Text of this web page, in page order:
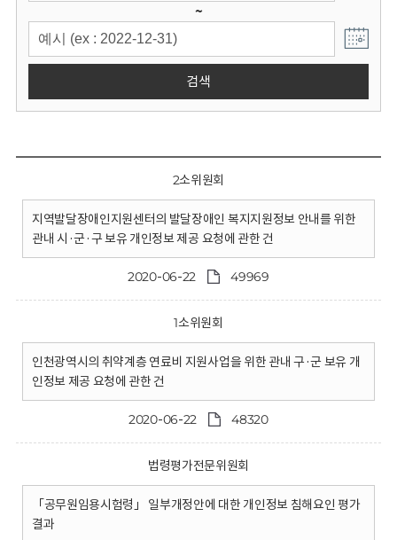
~
검색
2소위원회
지역발달장애인지원센터의 발달장애인 복지지원정보 안내를 위한
관내 시·군·구 보유 개인정보 제공 요청에 관한 건
2020-06-22 49969
1소위원회
인천광역시의 취약계층 연료비 지원사업을 위한 관내 구·군 보유 개
인정보 제공 요청에 관한 건
2020-06-22 48320
법령평가전문위원회
「공무원임용시험령」 일부개정안에 대한 개인정보 침해요인 평가
결과